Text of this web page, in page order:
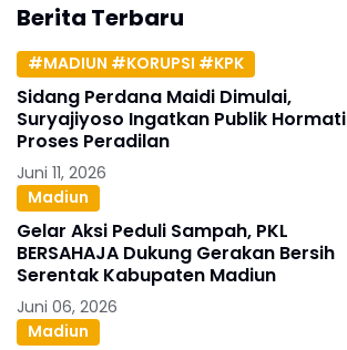
Berita Terbaru
#MADIUN #KORUPSI #KPK
Sidang Perdana Maidi Dimulai,
Suryajiyoso Ingatkan Publik Hormati
Proses Peradilan
Juni 11, 2026
Madiun
Gelar Aksi Peduli Sampah, PKL
BERSAHAJA Dukung Gerakan Bersih
Serentak Kabupaten Madiun
Juni 06, 2026
Madiun